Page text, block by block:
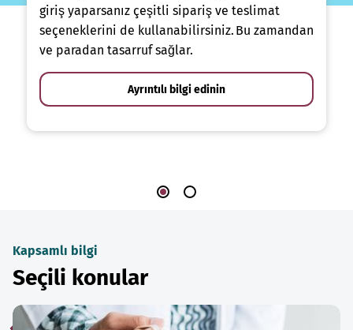
giriş yaparsanız çeşitli sipariş ve teslimat
seçeneklerini de kullanabilirsiniz. Bu zamandan
ve paradan tasarruf sağlar.
Ayrıntılı bilgi edinin
Kapsamlı bilgi
Seçili konular